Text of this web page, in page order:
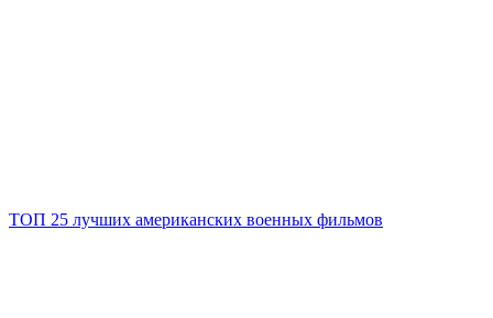
ТОП 25 лучших американских военных фильмов